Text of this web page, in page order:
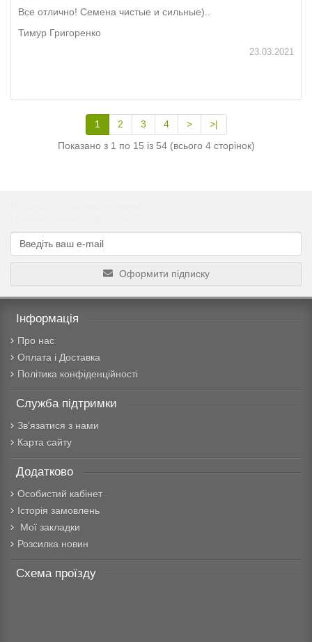
Все отлично! Семена чистые и сильные)..
Тимур Григоренко
23.03.2021
1 2 3 4 >
>|
Показано з 1 по 15 із 54 (всього 4 сторінок)
Оформити підписку
Інформація
Про нас
Оплата і Доставка
Політика конфіденційності
Служба підтримки
Зв'язатися з нами
Карта сайту
Додатково
Особистий кабінет
Історія замовлень
Мої закладки
Розсилка новин
Схема проїзду